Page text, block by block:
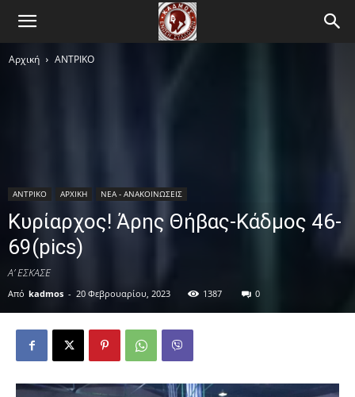
Αρχική ΑΝTΡΙΚΟ
ΑΝTΡΙΚΟ ΑΡΧΙΚΗ ΝΕΑ - ΑΝΑΚΟΙΝΩΣΕΙΣ
Κυρίαρχος! Άρης Θήβας-Κάδμος 46-
69(pics)
Α’ ΕΣΚΑΣΕ
Από kadmos - 20 Φεβρουαρίου, 2023 1387 0